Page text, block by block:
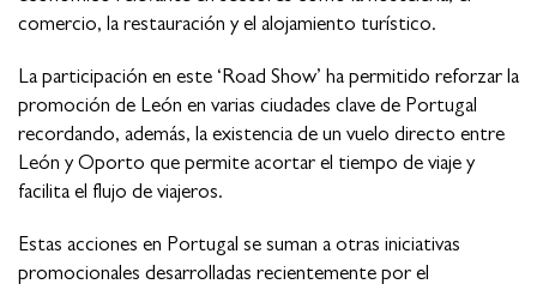
comercio, la restauración y el alojamiento turístico.
La participación en este ‘Road Show’ ha permitido reforzar la
promoción de León en varias ciudades clave de Portugal
recordando, además, la existencia de un vuelo directo entre
León y Oporto que permite acortar el tiempo de viaje y
facilita el flujo de viajeros.
Estas acciones en Portugal se suman a otras iniciativas
promocionales desarrolladas recientemente por el